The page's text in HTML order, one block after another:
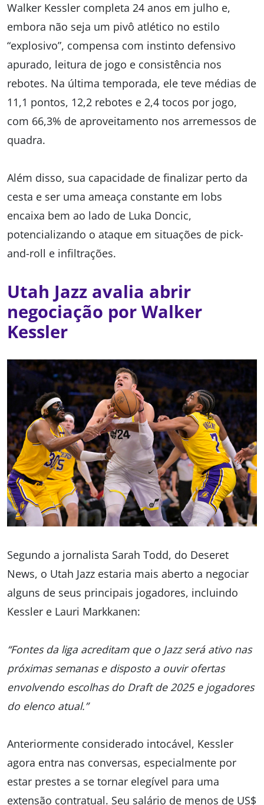
Walker Kessler completa 24 anos em julho e,
embora não seja um pivô atlético no estilo
“explosivo”, compensa com instinto defensivo
apurado, leitura de jogo e consistência nos
rebotes. Na última temporada, ele teve médias de
11,1 pontos, 12,2 rebotes e 2,4 tocos por jogo,
com 66,3% de aproveitamento nos arremessos de
quadra.
Além disso, sua capacidade de finalizar perto da
cesta e ser uma ameaça constante em lobs
encaixa bem ao lado de Luka Doncic,
potencializando o ataque em situações de pick-
and-roll e infiltrações.
Utah Jazz avalia abrir
negociação por Walker
Kessler
Segundo a jornalista Sarah Todd, do Deseret
News, o Utah Jazz estaria mais aberto a negociar
alguns de seus principais jogadores, incluindo
Kessler e Lauri Markkanen:
“Fontes da liga acreditam que o Jazz será ativo nas
próximas semanas e disposto a ouvir ofertas
envolvendo escolhas do Draft de 2025 e jogadores
do elenco atual.”
Anteriormente considerado intocável, Kessler
agora entra nas conversas, especialmente por
estar prestes a se tornar elegível para uma
extensão contratual. Seu salário de menos de US$